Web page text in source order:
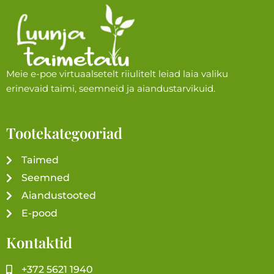
Meie e-poe virtuaalsetelt riiulitelt leiad laia valiku
erinevaid taimi, seemneid ja aiandustarvikuid.
Tootekategooriad
Taimed
Seemned
Aiandustooted
E-pood
Kontaktid
+372 5621 1940